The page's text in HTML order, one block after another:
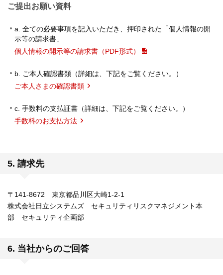
ご提出お願い資料
a. 全ての必要事項を記入いただき、押印された「個人情報の開
示等の請求書」
個人情報の開示等の請求書（PDF形式）
b. ご本人確認書類（詳細は、下記をご覧ください。）
ご本人さまの確認書類
c. 手数料の支払証書（詳細は、下記をご覧ください。）
手数料のお支払方法
5. 請求先
〒141-8672 東京都品川区大崎1-2-1
株式会社日立システムズ セキュリティリスクマネジメント本
部 セキュリティ企画部
6. 当社からのご回答